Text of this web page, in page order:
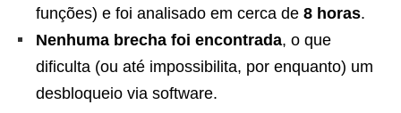
funções) e foi analisado em cerca de 8 horas.
Nenhuma brecha foi encontrada, o que
dificulta (ou até impossibilita, por enquanto) um
desbloqueio via software.